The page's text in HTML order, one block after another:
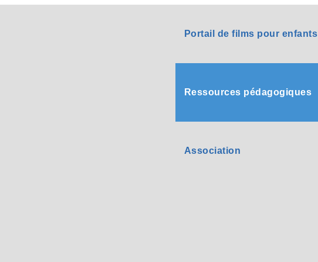
Portail de films pour enfants
Ressources pédagogiques
Association